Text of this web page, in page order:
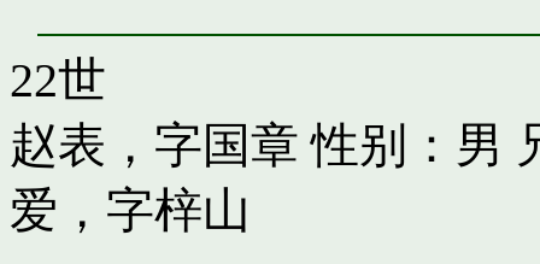
22世
赵表，字国章 性别：男
爱，字梓山